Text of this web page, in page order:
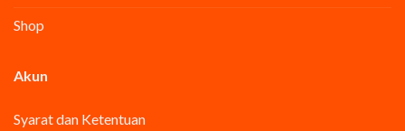
Shop
Akun
Syarat dan Ketentuan